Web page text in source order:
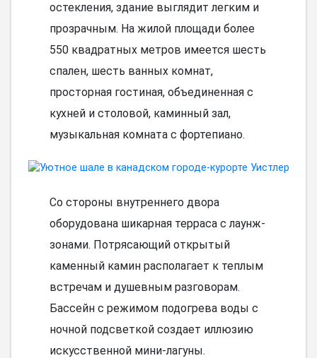
остекления, здание выглядит легким и
прозрачным. На жилой площади более
550 квадратных метров имеется шесть
спален, шесть ванных комнат,
просторная гостиная, объединенная с
кухней и столовой, каминный зал,
музыкальная комната с фортепиано.
Со стороны внутреннего двора
оборудована шикарная терраса с лаунж-
зонами. Потрясающий открытый
каменный камин располагает к теплым
встречам и душевным разговорам.
Бассейн с режимом подогрева воды с
ночной подсветкой создает иллюзию
искусственной мини-лагуны.